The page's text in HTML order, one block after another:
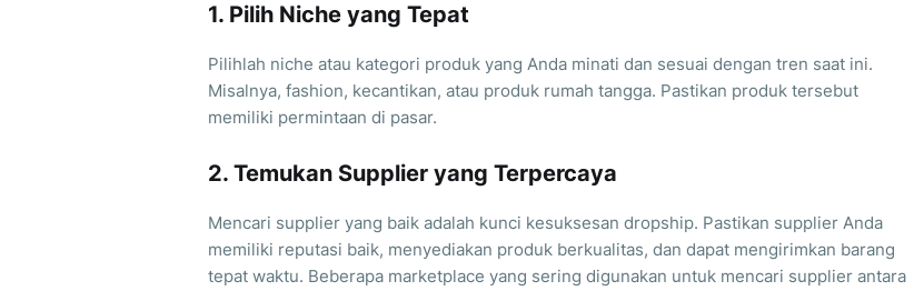
1. Pilih Niche yang Tepat
Pilihlah niche atau kategori produk yang Anda minati dan sesuai dengan tren saat ini.
Misalnya, fashion, kecantikan, atau produk rumah tangga. Pastikan produk tersebut
memiliki permintaan di pasar.
2. Temukan Supplier yang Terpercaya
Mencari supplier yang baik adalah kunci kesuksesan dropship. Pastikan supplier Anda
memiliki reputasi baik, menyediakan produk berkualitas, dan dapat mengirimkan barang
tepat waktu. Beberapa marketplace yang sering digunakan untuk mencari supplier antara